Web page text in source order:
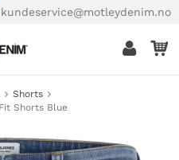
kundeservice@motleydenim.no
Shorts
Shorts Blue